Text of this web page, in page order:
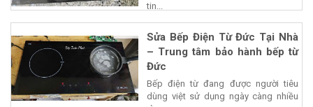
tin...
Sửa Bếp Điện Từ Đức Tại Nhà
– Trung tâm bảo hành bếp từ
Đức
Bếp điện từ đang được người tiêu
dùng việt sử dụng ngày càng nhiều